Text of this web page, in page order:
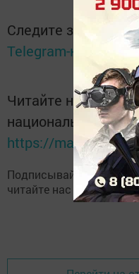
Следите за
Telegram-канале
Читайте новости
национальном
https://max.ru/
Подписывайтесь на
читайте нас
Вконтакте,